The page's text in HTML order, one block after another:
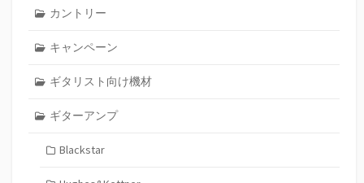
カントリー
キャンペーン
ギタリスト向け機材
ギターアンプ
Blackstar